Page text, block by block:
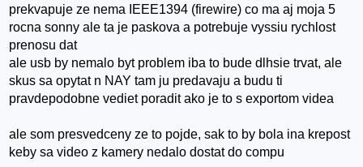
prekvapuje ze nema IEEE1394 (firewire) co ma aj moja 5
rocna sonny ale ta je paskova a potrebuje vyssiu rychlost
prenosu dat
ale usb by nemalo byt problem iba to bude dlhsie trvat, ale
skus sa opytat n NAY tam ju predavaju a budu ti
pravdepodobne vediet poradit ako je to s exportom videa
ale som presvedceny ze to pojde, sak to by bola ina krepost
keby sa video z kamery nedalo dostat do compu